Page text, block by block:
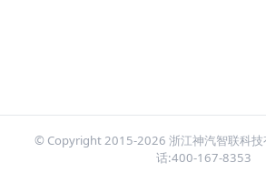
© Copyright 2015-2026 浙江神汽智联科技
话:400-167-8353